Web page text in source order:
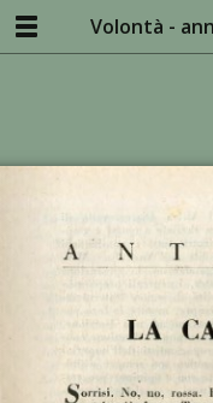
Volontà -